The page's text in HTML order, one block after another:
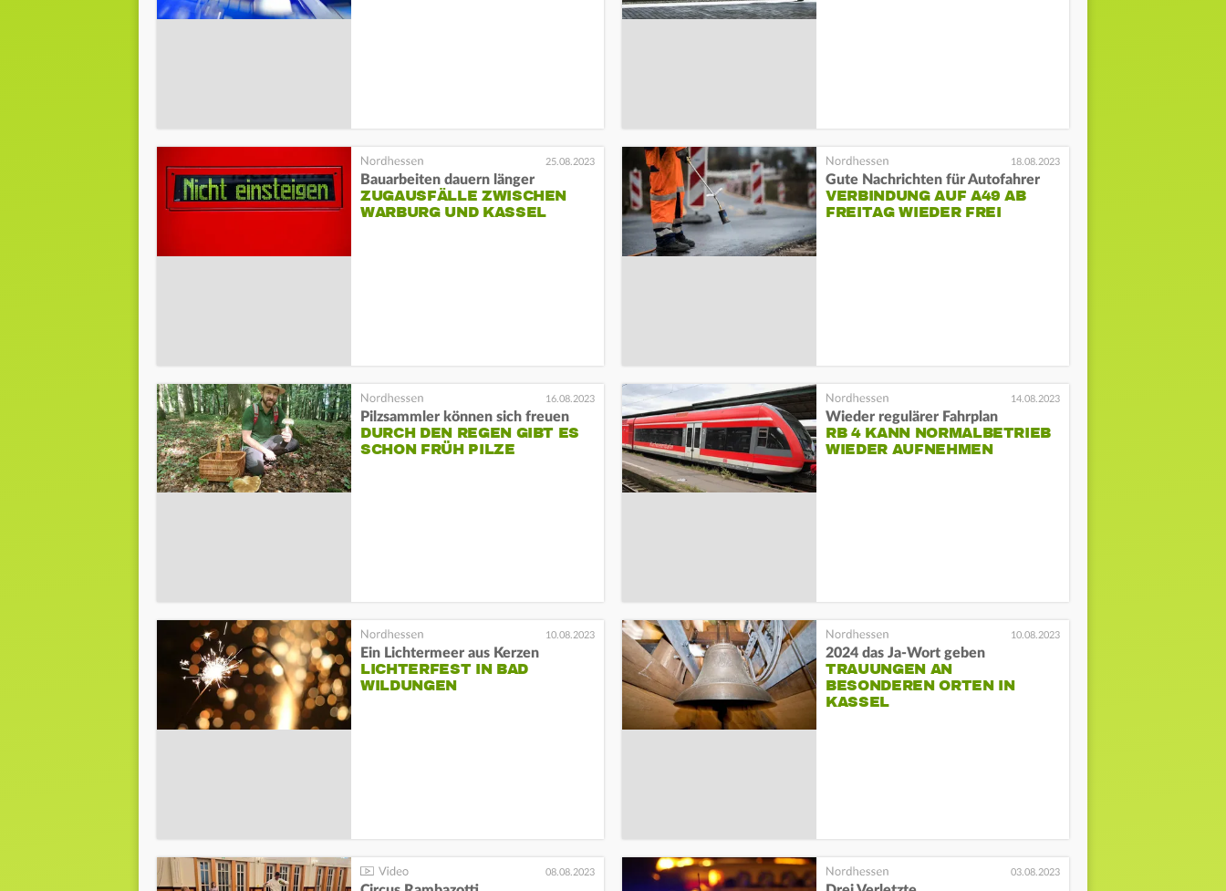
25.08.2023
Bauarbeiten dauern länger
ZUGAUSFÄLLE ZWISCHEN
WARBURG UND KASSEL
18.08.2023
Gute Nachrichten für Autofahrer
VERBINDUNG AUF A49 AB
FREITAG WIEDER FREI
16.08.2023
Pilzsammler können sich freuen
DURCH DEN REGEN GIBT ES
SCHON FRÜH PILZE
14.08.2023
Wieder regulärer Fahrplan
RB 4 KANN NORMALBETRIEB
WIEDER AUFNEHMEN
10.08.2023
Ein Lichtermeer aus Kerzen
LICHTERFEST IN BAD
WILDUNGEN
10.08.2023
2024 das Ja-Wort geben
TRAUUNGEN AN
BESONDEREN ORTEN IN
KASSEL
08.08.2023 03.08.2023